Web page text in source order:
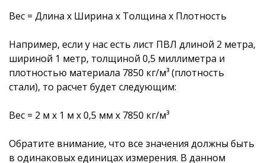
Вес = Длина x Ширина x Толщина x Плотность
Например, если у нас есть лист ПВЛ длиной 2 метра,
шириной 1 метр, толщиной 0,5 миллиметра и
плотностью материала 7850 кг/м³ (плотность
стали), то расчет будет следующим:
Вес = 2 м x 1 м x 0,5 мм x 7850 кг/м³
Обратите внимание, что все значения должны быть
в одинаковых единицах измерения. В данном